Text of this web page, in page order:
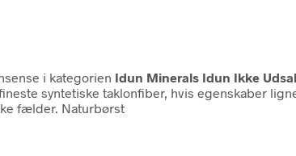
i kategorien Idun Minerals Idun Ikke
syntetiske taklonfiber, hvis egenskaber
fælder. Naturbørst